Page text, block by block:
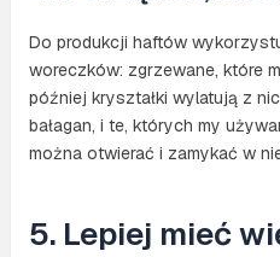
Do produkcji haftów
woreczków: zgrzewane, które
później kryształki wylatują z
bałagan, i te, których my
można otwierać i zamykać w
5. Lepiej mieć